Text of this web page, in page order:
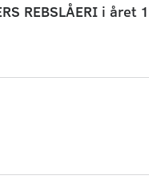
REBSLÅERI i året